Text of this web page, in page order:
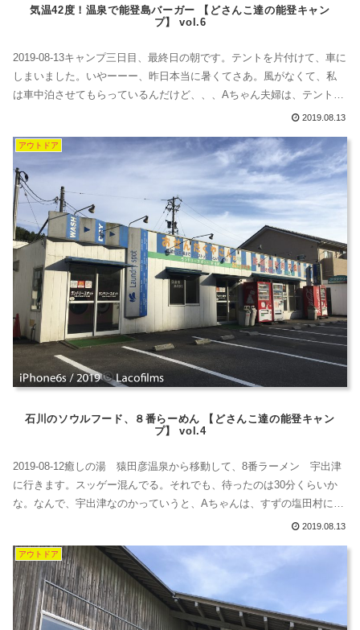
気温42度！温泉で能登島バーガー 【どさんこ達の能登キャン
プ】 vol.6
2019-08-13キャンプ三日目、最終日の朝です。テントを片付けて、車に
しまいました。いやーーー、昨日本当に暑くてさあ。風がなくて、私
は車中泊させてもらっているんだけど、、、Aちゃん夫婦は、テントが
暑すぎて寝られず。タープの下の椅子で寝てたわけ。。。二人とも寝
が、結構いろんな種類の虫がいました。虫は苦手なんです。。。鳴か
ないコオロギと...
2019.08.13
アウトドア
石川のソウルフード、８番らーめん 【どさんこ達の能登キャン
プ】 vol.4
2019-08-12癒しの湯 猿田彦温泉から移動して、8番ラーメン 宇出津
に行きます。スッゲー混んでる。それでも、待ったのは30分くらいか
な。なんで、宇出津なのかっていうと、Aちゃんは、すずの塩田村に行
って、塩を買いたいんです。Aちゃんの旦那さんがご馳走してくれまし
しは、塩田村は車の中で寝ていました。それで、写真がないけどすず
の塩田村は...
2019.08.13
アウトドア